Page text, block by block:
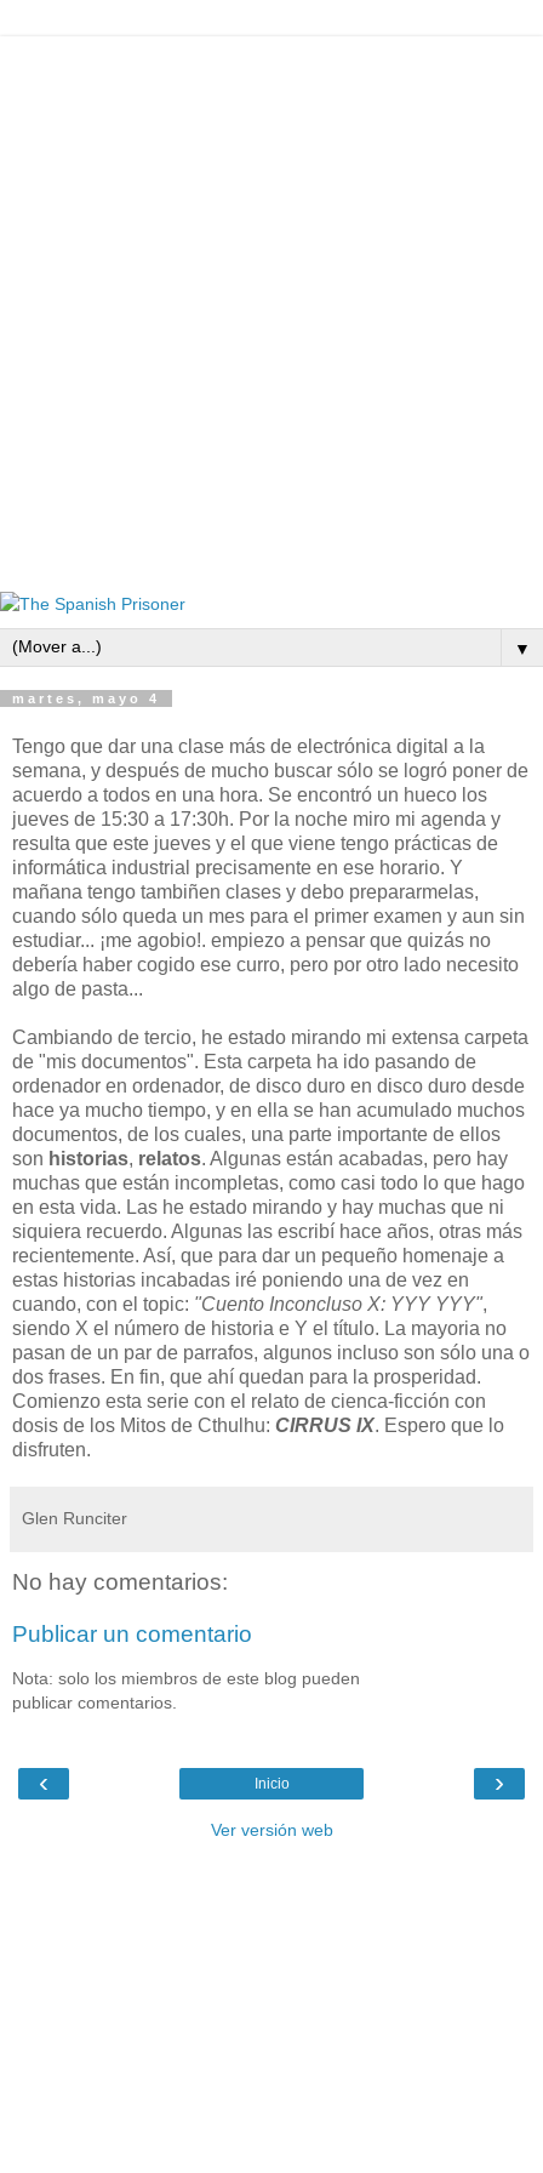
▼
martes, mayo 4
Tengo que dar una clase más de electrónica digital a la
semana, y después de mucho buscar sólo se logró poner de
acuerdo a todos en una hora. Se encontró un hueco los
jueves de 15:30 a 17:30h. Por la noche miro mi agenda y
resulta que este jueves y el que viene tengo prácticas de
informática industrial precisamente en ese horario. Y
mañana tengo tambiñen clases y debo prepararmelas,
cuando sólo queda un mes para el primer examen y aun sin
estudiar... ¡me agobio!. empiezo a pensar que quizás no
debería haber cogido ese curro, pero por otro lado necesito
algo de pasta...
Cambiando de tercio, he estado mirando mi extensa carpeta
de "mis documentos". Esta carpeta ha ido pasando de
ordenador en ordenador, de disco duro en disco duro desde
hace ya mucho tiempo, y en ella se han acumulado muchos
documentos, de los cuales, una parte importante de ellos
son historias, relatos. Algunas están acabadas, pero hay
muchas que están incompletas, como casi todo lo que hago
en esta vida. Las he estado mirando y hay muchas que ni
siquiera recuerdo. Algunas las escribí hace años, otras más
recientemente. Así, que para dar un pequeño homenaje a
estas historias incabadas iré poniendo una de vez en
cuando, con el topic: "Cuento Inconcluso X: YYY YYY",
siendo X el número de historia e Y el título. La mayoria no
pasan de un par de parrafos, algunos incluso son sólo una o
dos frases. En fin, que ahí quedan para la prosperidad.
Comienzo esta serie con el relato de cienca-ficción con
dosis de los Mitos de Cthulhu: CIRRUS IX. Espero que lo
disfruten.
Glen Runciter
No hay comentarios:
Publicar un comentario
Nota: solo los miembros de este blog pueden
publicar comentarios.
‹ ›
Inicio
Ver versión web